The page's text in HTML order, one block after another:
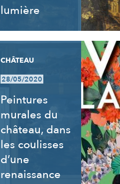
lumière
CHÂTEAU
28/05/2020
Peintures
murales du
château, dans
les coulisses
d’une
renaissance